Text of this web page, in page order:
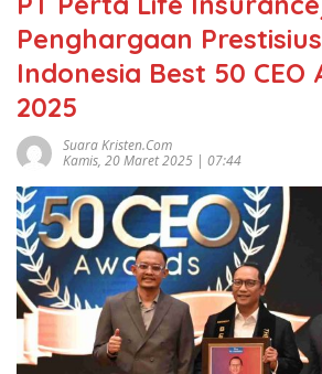
Penghargaan
Indonesia Best 50 CEO
2025
Suara Kristen.com
Kamis, 20 Maret 2025 | 07:44